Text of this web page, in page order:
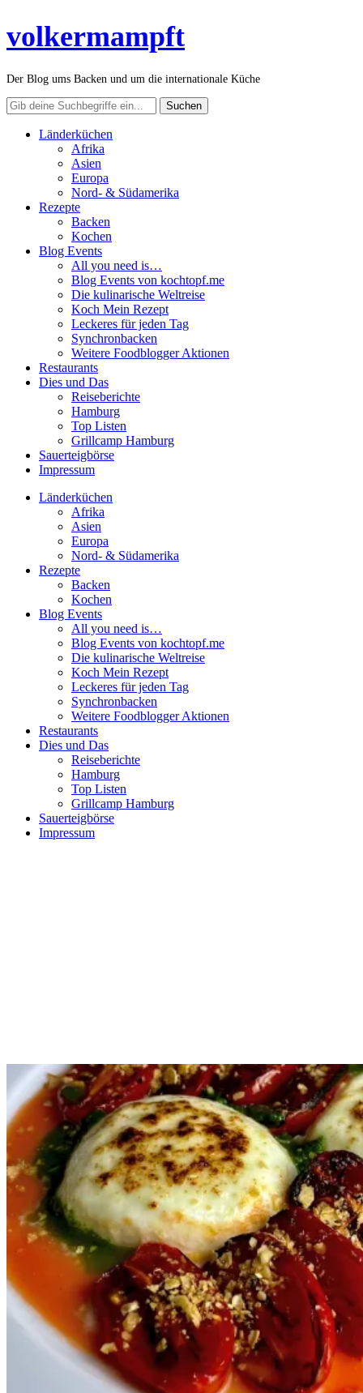
volkermampft
Der Blog ums Backen und um die internationale Küche
Länderküchen
Afrika
Asien
Europa
Nord- & Südamerika
Rezepte
Backen
Kochen
Blog Events
All you need is…
Blog Events von kochtopf.me
Die kulinarische Weltreise
Koch Mein Rezept
Leckeres für jeden Tag
Synchronbacken
Weitere Foodblogger Aktionen
Restaurants
Dies und Das
Reiseberichte
Hamburg
Top Listen
Grillcamp Hamburg
Sauerteigbörse
Impressum
Länderküchen
Afrika
Asien
Europa
Nord- & Südamerika
Rezepte
Backen
Kochen
Blog Events
All you need is…
Blog Events von kochtopf.me
Die kulinarische Weltreise
Koch Mein Rezept
Leckeres für jeden Tag
Synchronbacken
Weitere Foodblogger Aktionen
Restaurants
Dies und Das
Reiseberichte
Hamburg
Top Listen
Grillcamp Hamburg
Sauerteigbörse
Impressum